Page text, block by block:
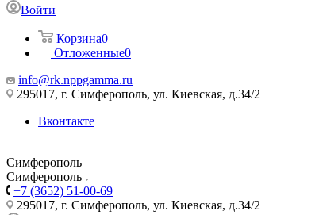
Войти
Корзина0
Отложенные0
info@rk.nppgamma.ru
295017, г. Симферополь, ул. Киевская, д.34/2
Вконтакте
Симферополь
Симферополь
+7 (3652) 51-00-69
295017, г. Симферополь, ул. Киевская, д.34/2